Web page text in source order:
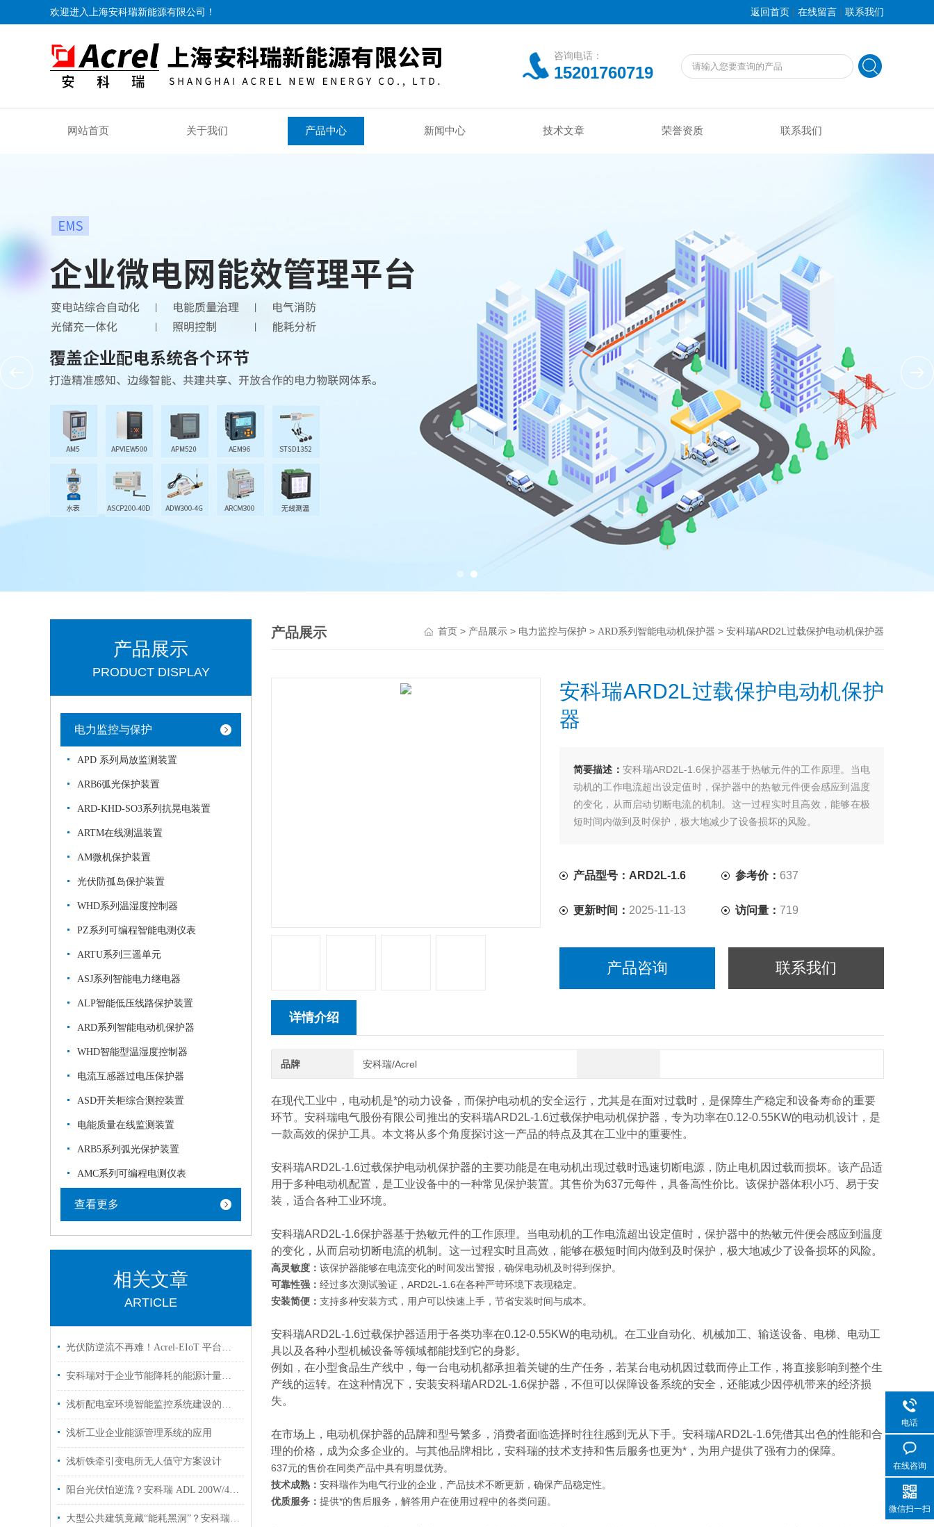
欢迎进入上海安科瑞新能源有限公司！ 返回首页 | 在线留言 | 联系我们
咨询电话：
15201760719
网站首页 关于我们 产品中心 新闻中心 技术文章 荣誉资质 联系我们
产品展示
PRODUCT DISPLAY
电力监控与保护
APD 系列局放监测装置
ARB6弧光保护装置
ARD-KHD-SO3系列抗晃电装置
ARTM在线测温装置
AM微机保护装置
光伏防孤岛保护装置
WHD系列温湿度控制器
PZ系列可编程智能电测仪表
ARTU系列三遥单元
ASJ系列智能电力继电器
ALP智能低压线路保护装置
ARD系列智能电动机保护器
WHD智能型温湿度控制器
电流互感器过电压保护器
ASD开关柜综合测控装置
电能质量在线监测装置
ARB5系列弧光保护装置
AMC系列可编程电测仪表
查看更多
相关文章
ARTICLE
光伏防逆流不再难！Acrel-EIoT 平台，让每度电都走对 “路”
安科瑞对于企业节能降耗的能源计量的研究
浅析配电室环境智能监控系统建设的探索与实践
浅析工业企业能源管理系统的应用
浅析铁牵引变电所无人值守方案设计
阳台光伏怕逆流？安科瑞 ADL 200W/400W电表，户用光储合规省电费的核心！
大型公共建筑竟藏“能耗黑洞”？安科瑞能耗监测系统让浪费无所遁形
产品展示 首页 > 产品展示 > 电力监控与保护 > ARD系列智能电动机保护器 > 安科瑞ARD2L过载保护电动机保护器
安科瑞ARD2L过载保护电动机保护
器
简要描述：安科瑞ARD2L-1.6保护器基于热敏元件的工作原理。当电
动机的工作电流超出设定值时，保护器中的热敏元件便会感应到温度
的变化，从而启动切断电流的机制。这一过程实时且高效，能够在极
短时间内做到及时保护，极大地减少了设备损坏的风险。
可靠性强：经过多次测试验证，ARD2L-1.6在各种严苛环境下表现稳
产品型号：ARD2L-1.6 参考价： 637
更新时间： 2025-11-13 访问量： 719
产品咨询 联系我们
详情介绍
品牌 安科瑞/Acrel
在现代工业中，电动机是*的动力设备，而保护电动机的安全运行，尤其是在面对过载时，是保障生产稳定和设备寿命的重要
环节。安科瑞电气股份有限公司推出的安科瑞ARD2L-1.6过载保护电动机保护器，专为功率在0.12-0.55KW的电动机设计，是
一款高效的保护工具。本文将从多个角度探讨这一产品的特点及其在工业中的重要性。
安科瑞ARD2L-1.6过载保护电动机保护器的主要功能是在电动机出现过载时迅速切断电源，防止电机因过载而损坏。该产品适
用于多种电动机配置，是工业设备中的一种常见保护装置。其售价为637元每件，具备高性价比。该保护器体积小巧、易于安
装，适合各种工业环境。
安科瑞ARD2L-1.6保护器基于热敏元件的工作原理。当电动机的工作电流超出设定值时，保护器中的热敏元件便会感应到温度
的变化，从而启动切断电流的机制。这一过程实时且高效，能够在极短时间内做到及时保护，极大地减少了设备损坏的风险。
高灵敏度： 该保护器能够在电流变化的时间发出警报，确保电动机及时得到保护。
可靠性强： 经过多次测试验证，ARD2L-1.6在各种严苛环境下表现稳定。
安装简便： 支持多种安装方式，用户可以快速上手，节省安装时间与成本。
安科瑞ARD2L-1.6过载保护器适用于各类功率在0.12-0.55KW的电动机。在工业自动化、机械加工、输送设备、电梯、电动工
具以及各种小型机械设备等领域都能找到它的身影。
例如，在小型食品生产线中，每一台电动机都承担着关键的生产任务，若某台电动机因过载而停止工作，将直接影响到整个生
产线的运转。在这种情况下，安装安科瑞ARD2L-1.6保护器，不但可以保障设备系统的安全，还能减少因停机带来的经济损
失。
在市场上，电动机保护器的品牌和型号繁多，消费者面临选择时往往感到无从下手。安科瑞ARD2L-1.6凭借其出色的性能和合
理的价格，成为众多企业的。与其他品牌相比，安科瑞的技术支持和售后服务也更为*，为用户提供了强有力的保障。
637元的售价在同类产品中具有明显优势。
技术成熟： 安科瑞作为电气行业的企业，产品技术不断更新，确保产品稳定性。
优质服务： 提供*的售后服务，解答用户在使用过程中的各类问题。
电话
在线咨询
微信扫一扫